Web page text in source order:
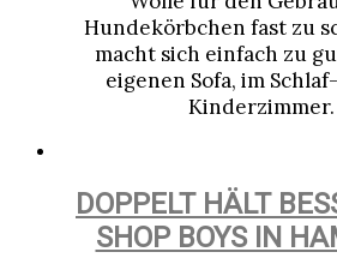
Hundekörbchen fast zu
macht sich einfach zu
eigenen Sofa, im
Kinderzimmer.
DOPPELT HÄLT
SHOP BOYS IN